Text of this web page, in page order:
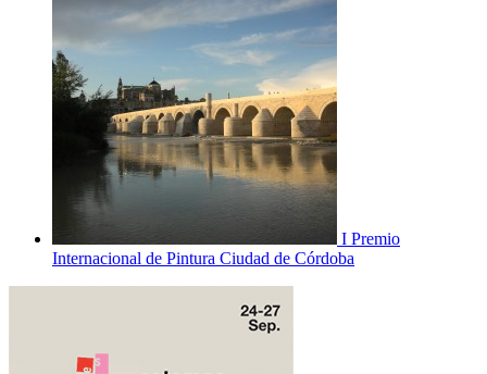
I Premio
Internacional de Pintura Ciudad de Córdoba